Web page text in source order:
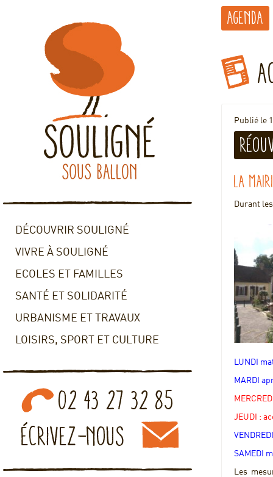
DÉCOUVRIR SOULIGNÉ
VIVRE À SOULIGNÉ
ECOLES ET FAMILLES
SANTÉ ET SOLIDARITÉ
URBANISME ET TRAVAUX
LOISIRS, SPORT ET CULTURE
Agenda
Publié le
La
Durant
LUNDI
MARDI
JEUDI :
SAMEDI
Les